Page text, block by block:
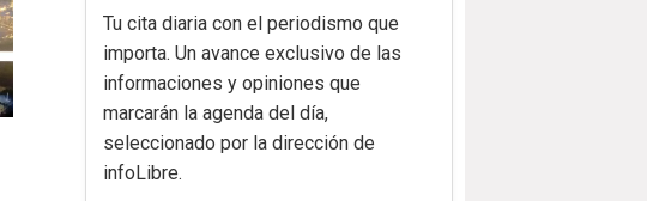
Tu cita diaria con el periodismo que
importa. Un avance exclusivo de las
informaciones y opiniones que
marcarán la agenda del día,
seleccionado por la dirección de
infoLibre.